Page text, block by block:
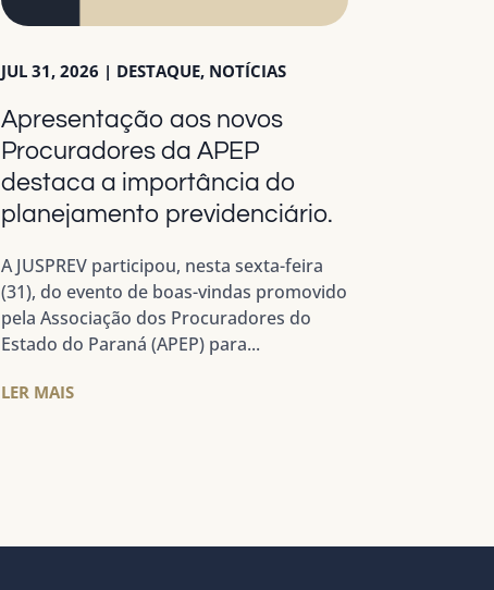
Apresentação aos novos
Procuradores da APEP
destaca a importância do
planejamento previdenciário.
JUL 31, 2026 | DESTAQUE, NOTÍCIAS
A JUSPREV participou, nesta sexta-feira
(31), do evento de boas-vindas promovido
pela Associação dos Procuradores do
Estado do Paraná (APEP) para...
LER MAIS